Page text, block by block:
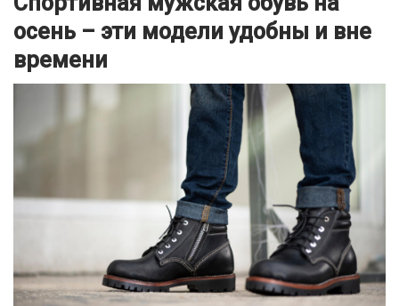
осень – эти модели удобны и вне
времени